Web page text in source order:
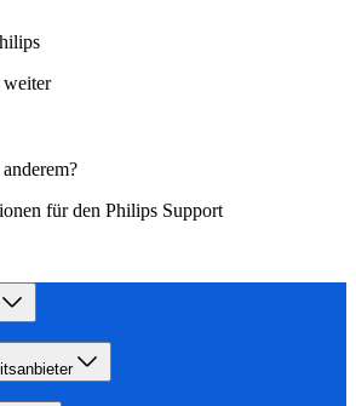
weiter
für den Philips Support